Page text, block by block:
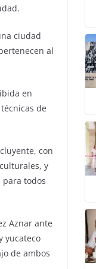
ciudad
al
en
de
con
y
todos
Aznar ante
yucateco
de ambos